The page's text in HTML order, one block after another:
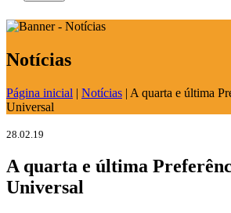
Notícias
Página inicial | Notícias | A quarta e última
Universal
28.02.19
A quarta e última
Universal